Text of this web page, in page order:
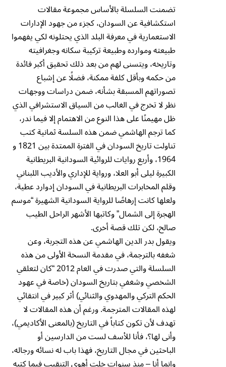
تضمنت السلسلة بالأساس مجموعة مقالات
استكشافية عن السودان، كجزء من جهود الإدارات
الاستعمارية في معرفة البلد الذي يحتلونه لكي يفهموا
طبيعته وموارده وطبيعة تركيبة سكانه وجغرافيته
وتاريخه، ويتسنى لهم من بعد ذلك تحقيق أكبر فائدة
من حكمه وبأقل كلفة ممكنة، فضلًا عن إشباع
تصوراتهم المسبقة بشأنه، ضمن دراسات ووجهات
نظر لا تخرج في الغالب من السياق الاستشرافي الذي
ظل مهيمنًا على هذا النوع من الاهتمام إلا فيما ندر،
كما ترجم الهاشمي ضمن هذه السلسة ثمانية كتب
تناولت تاريخ السودان في الفترة الممتدة بين 1821 و
1964، وأربع روايات للروائية السودانية البريطانية
الكبيرة ليلى أبو العلا، ورواية للإداري والأديب اللبناني
وقلم المخابرات البريطانية في السودان إدوارد عطية،
ولعلها كانت إرهاصًا للرواية السودانية الشهيرة “موسم
الهجرة إلى الشمال” وكاتبها الأشهر الراحل الطيب
صالح، لكن تلك قصة أخرى.
ويقول بدر الدين الهاشمي عن هذه التجربة، وعن
شغفه بالترجمة، في مقدمة النسخة الأولى من هذه
السلسلة والتي صدرت في العام 2012 “كان لتعلقي
الشخصي وشغفي بتاريخ السودان (خاصة في عهود
الحكم التركي والمهدوي والثنائي) أثر كبير في انتقائي
لهذه المقالات المترجمة. ورغم أن هذه المقالات لا
تهدف لأن تكون كتاباً في التاريخ (بالمعنى الأكاديمي)،
وأنى لها؟، فأنا للأسف لست من الدارسين أو
الباحثين في مجال التاريخ، فهذا باب له نسائه ورجاله،